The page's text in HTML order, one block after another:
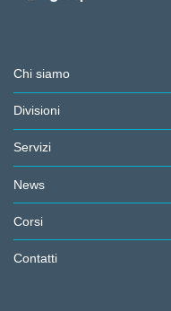
Chi siamo
Divisioni
Servizi
News
Corsi
Contatti